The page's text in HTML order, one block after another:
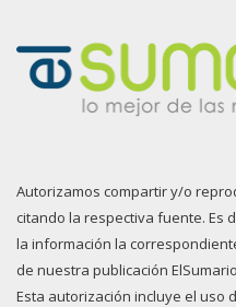
Autorizamos compartir y/o
citando la respectiva fuente. Es
la información la
de nuestra publicación
Esta autorización incluye el uso